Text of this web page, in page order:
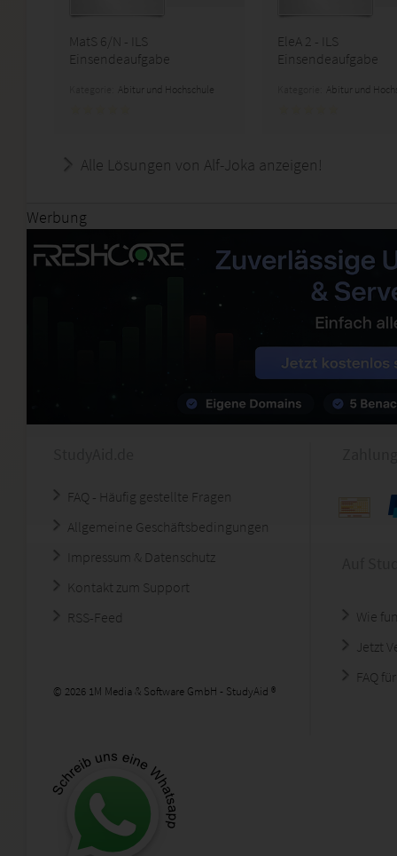
MatS 6/N - ILS
Einsendeaufgabe
Abitur und Hochschule
EleA 2 - ILS
Einsendeaufgabe
Abitur und
Alle Lösungen von Alf-Joka anzeigen!
Werbung
FAQ - Häufig gestellte Fragen
Allgemeine Geschäftsbedingungen
Impressum & Datenschutz
Kontakt zum Support
RSS-Feed
© 2026 1M Media & Software GmbH - StudyAid ®
Wie
Jetzt
FAQ